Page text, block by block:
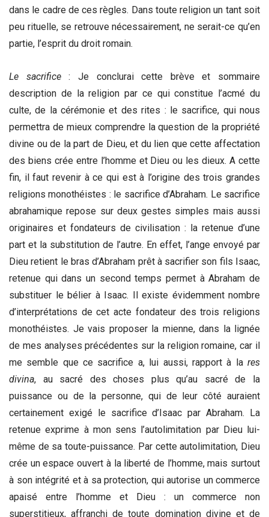
dans le cadre de ces règles. Dans toute religion un tant soit
peu rituelle, se retrouve nécessairement, ne serait-ce qu’en
partie, l’esprit du droit romain.
Le sacrifice: Je conclurai cette brève et sommaire
description de la religion par ce qui constitue l’acmé du
culte, de la cérémonie et des rites : le sacrifice, qui nous
permettra de mieux comprendre la question de la propriété
divine ou de la part de Dieu, et du lien que cette affectation
des biens crée entre l’homme et Dieu ou les dieux. A cette
fin, il faut revenir à ce qui est à l’origine des trois grandes
religions monothéistes : le sacrifice d’Abraham. Le sacrifice
abrahamique repose sur deux gestes simples mais aussi
originaires et fondateurs de civilisation : la retenue d’une
part et la substitution de l’autre. En effet, l’ange envoyé par
Dieu retient le bras d’Abraham prêt à sacrifier son fils Isaac,
retenue qui dans un second temps permet à Abraham de
substituer le bélier à Isaac. Il existe évidemment nombre
d’interprétations de cet acte fondateur des trois religions
monothéistes. Je vais proposer la mienne, dans la lignée
de mes analyses précédentes sur la religion romaine, car il
me semble que ce sacrifice a, lui aussi, rapport à la res
divina, au sacré des choses plus qu’au sacré de la
puissance ou de la personne, qui de leur côté auraient
certainement exigé le sacrifice d’Isaac par Abraham. La
retenue exprime à mon sens l’autolimitation par Dieu lui-
même de sa toute-puissance. Par cette autolimitation, Dieu
crée un espace ouvert à la liberté de l’homme, mais surtout
à son intégrité et à sa protection, qui autorise un commerce
apaisé entre l’homme et Dieu : un commerce non
superstitieux, affranchi de toute domination divine et de